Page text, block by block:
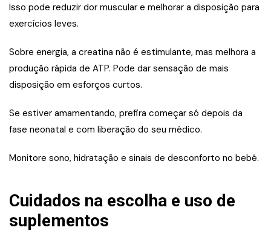
Isso pode reduzir dor muscular e melhorar a disposição para
exercícios leves.
Sobre energia, a creatina não é estimulante, mas melhora a
produção rápida de ATP. Pode dar sensação de mais
disposição em esforços curtos.
Se estiver amamentando, prefira começar só depois da
fase neonatal e com liberação do seu médico.
Monitore sono, hidratação e sinais de desconforto no bebê.
Cuidados na escolha e uso de
suplementos